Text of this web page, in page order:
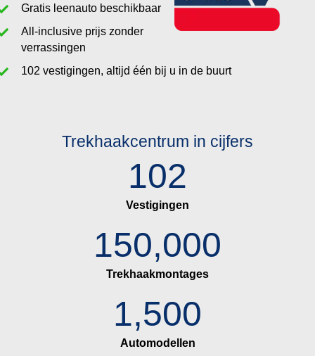
Gratis leenauto beschikbaar
All-inclusive prijs zonder
verrassingen
vestigingen, altijd één bij u in de buurt
Trekhaakcentrum in cijfers
102
Vestigingen
150,000
Trekhaakmontages
1,500
Automodellen